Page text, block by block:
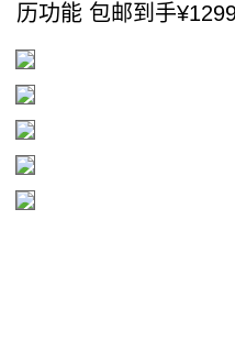
历功能 包邮到手